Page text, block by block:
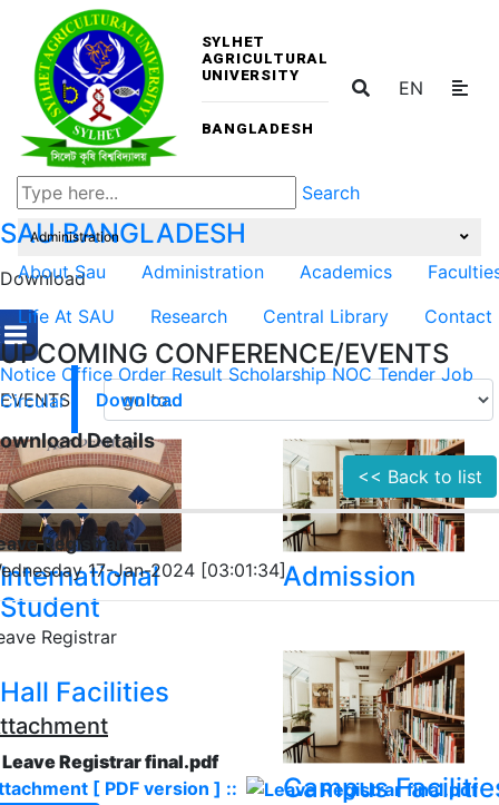
SYLHET
AGRICULTURAL
UNIVERSITY
BANGLADESH
EN
Search
SAUBANGLADESH
About Sau Administration Academics
Life At SAU
Research Central Library Contact
UPCOMING CONFERENCE/EVENTS
EVENTS
International
Student
Admission
Hall Facilities
Campus
Administration
Download
Notice Office Order Result Scholarship NOC Tender Job
Circular
Download
Details
<< Back to list
Registrar
17-Jan-2024 [03:01:34]
Registrar
Leave Registrar final.pdf
[ PDF version ] ::